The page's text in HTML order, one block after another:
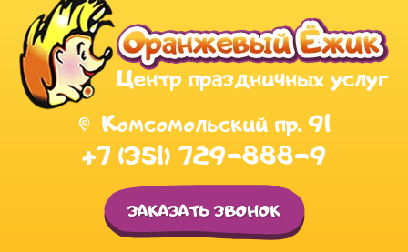
Центр праздничных услуг
Комсомольский пр. 91
+7 (351) 729-888-9
ЗАКАЗАТЬ ЗВОНОК